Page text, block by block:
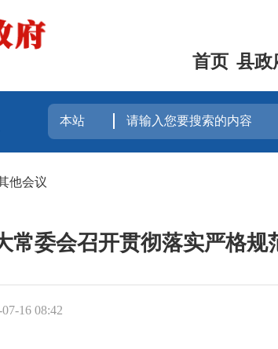
首页 县政
他会议
常委会召开贯彻落实严格
16 08:42